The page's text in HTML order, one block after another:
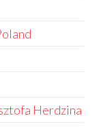
Herdzina